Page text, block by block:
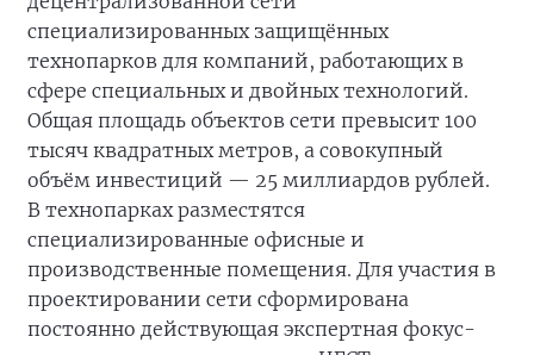
специализированных защищённых
технопарков для компаний, работающих в
сфере специальных и двойных технологий.
Общая площадь объектов сети превысит 100
тысяч квадратных метров, а совокупный
объём инвестиций — 25 миллиардов рублей.
В технопарках разместятся
специализированные офисные и
производственные помещения. Для участия в
проектировании сети сформирована
постоянно действующая экспертная фокус-